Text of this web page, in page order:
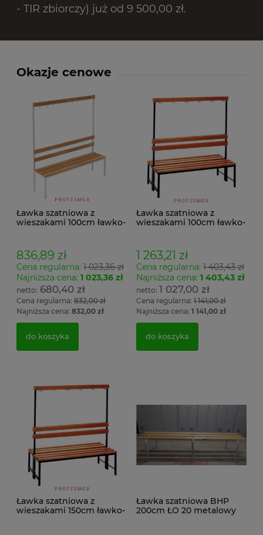
- TIR zbiorczy) już od 9 500,00 zł.
Okazje cenowe
Ławka szatniowa z
wieszakami 100cm ławko-
836,89 zł
Cena regularna: 1 023,36 zł
Najniższa cena: 1 023,36 zł
680,40 zł
Cena regularna: 832,00 zł
Najniższa cena: 832,00 zł
do koszyka
Ławka szatniowa z
wieszakami 100cm ławko-
1 263,21 zł
Cena regularna:1 403,43 zł
Najniższa cena: 1 403,43 zł
1 027,00 zł
Cena regularna:1 141,00 zł
Najniższa cena: 1 141,00 zł
do koszyka
Ławka szatniowa z
wieszakami 150cm ławko-
Ławka szatniowa BHP
200cm ŁO 20 metalowy